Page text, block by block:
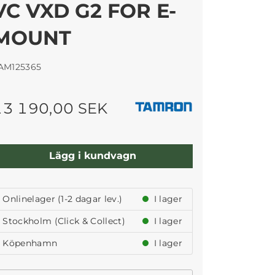
VXD G2 FOR E-
190,00 SEK
Lägg i kundvagn
Onlinelager (1-2 dagar lev.)
I lager
Stockholm (Click & Collect)
I lager
Köpenhamn
I lager